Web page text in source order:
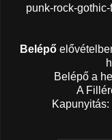
punk-rock-
Belépő
Belépő a
A